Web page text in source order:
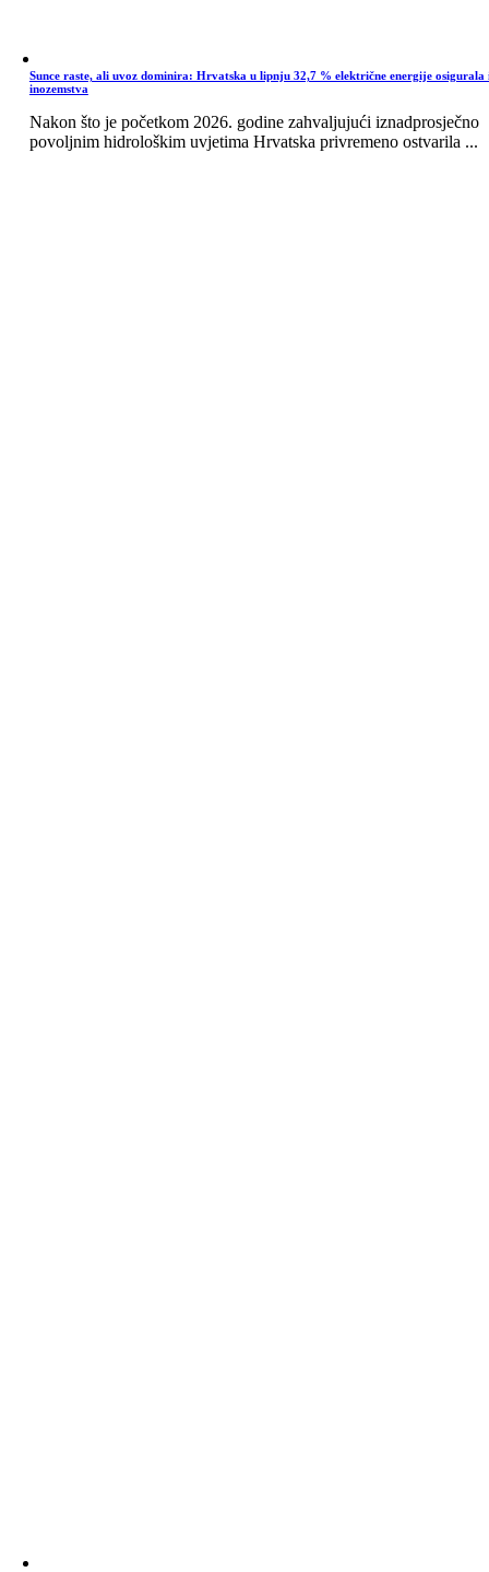
Sunce raste, ali uvoz dominira: Hrvatska u lipnju 32,7 % električne energije osigurala
inozemstva
Nakon što je početkom 2026. godine zahvaljujući iznadprosječno
povoljnim hidrološkim uvjetima Hrvatska privremeno ostvarila ...